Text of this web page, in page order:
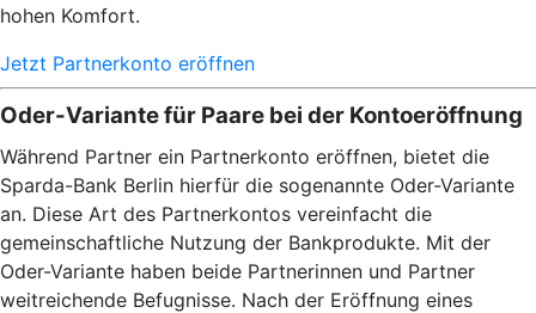
hohen Komfort.
Jetzt Partnerkonto eröffnen
Oder-Variante für Paare bei der Kontoeröffnung
Während Partner ein Partnerkonto eröffnen, bietet die
Sparda-Bank Berlin hierfür die sogenannte Oder-Variante
an. Diese Art des Partnerkontos vereinfacht die
gemeinschaftliche Nutzung der Bankprodukte. Mit der
Oder-Variante haben beide Partnerinnen und Partner
weitreichende Befugnisse. Nach der Eröffnung eines